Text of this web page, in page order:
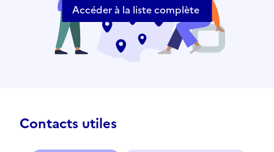
Accéder à la liste complète
Contacts utiles